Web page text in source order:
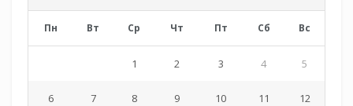
Пн Вт Ср Чт Пт Сб Вс
1 2 3 4 5
6 7 8 9 10 11 12